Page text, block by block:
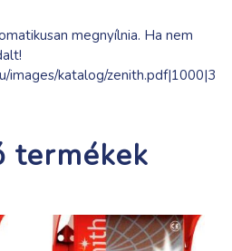
megnyílnia. Ha nem
images/katalog/zenith.pdf|1000|3
termékek